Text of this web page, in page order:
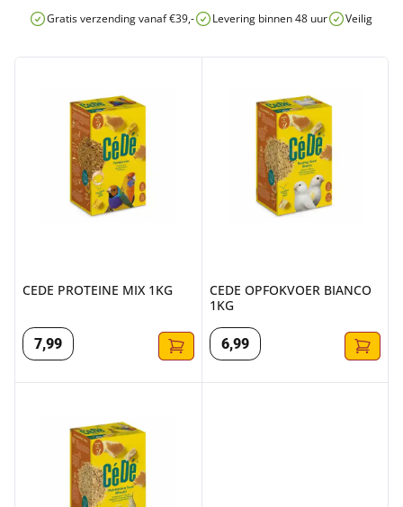
Gratis verzending vanaf €39,- Levering binnen 48 uur Veilig
CEDE PROTEINE MIX 1KG
7,99
CEDE OPFOKVOER BIANCO
1KG
6,99